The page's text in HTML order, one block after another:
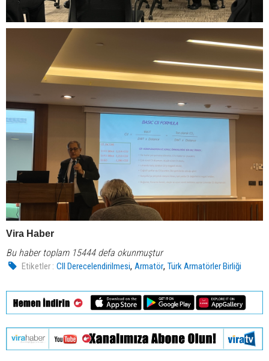
Vira Haber
Bu haber toplam 15444 defa okunmuştur
Etiketler : CII Derecelendirilmesi,Armatör,Türk Armatörler Birliği